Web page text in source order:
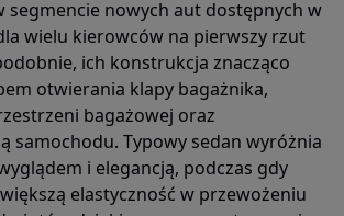
segmencie nowych aut dostępnych w
wielu kierowców na pierwszy rzut
ich konstrukcja znacząco
otwierania klapy bagażnika,
bagażowej oraz
samochodu. Typowy sedan wyróżnia
i elegancją, podczas gdy
elastyczność w przewożeniu